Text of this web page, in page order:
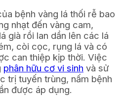
bệnh vàng lá thối rễ bao
nhạt đến vàng cam,
già rồi lan dần lên các lá
còi cọc, rụng lá và có
can thiệp kịp thời. Việc
phân hữu cơ vi sinh và sử
trị tuyến trùng, nấm bệnh
được áp dụng.